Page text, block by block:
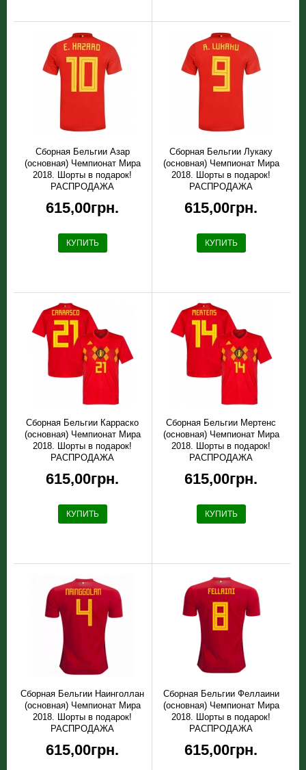
Сборная Бельгии Азар
(основная) Чемпионат Мира
2018. Шорты в подарок!
РАСПРОДАЖА
615,00грн.
КУПИТЬ
Сборная Бельгии Лукаку
(основная) Чемпионат Мира
2018. Шорты в подарок!
РАСПРОДАЖА
615,00грн.
КУПИТЬ
Сборная Бельгии Карраско
(основная) Чемпионат Мира
2018. Шорты в подарок!
РАСПРОДАЖА
615,00грн.
КУПИТЬ
Сборная Бельгии Мертенс
(основная) Чемпионат Мира
2018. Шорты в подарок!
РАСПРОДАЖА
615,00грн.
КУПИТЬ
Сборная Бельгии Наинголлан
(основная) Чемпионат Мира
2018. Шорты в подарок!
РАСПРОДАЖА
615,00грн.
Сборная Бельгии Феллаини
(основная) Чемпионат Мира
2018. Шорты в подарок!
РАСПРОДАЖА
615,00грн.